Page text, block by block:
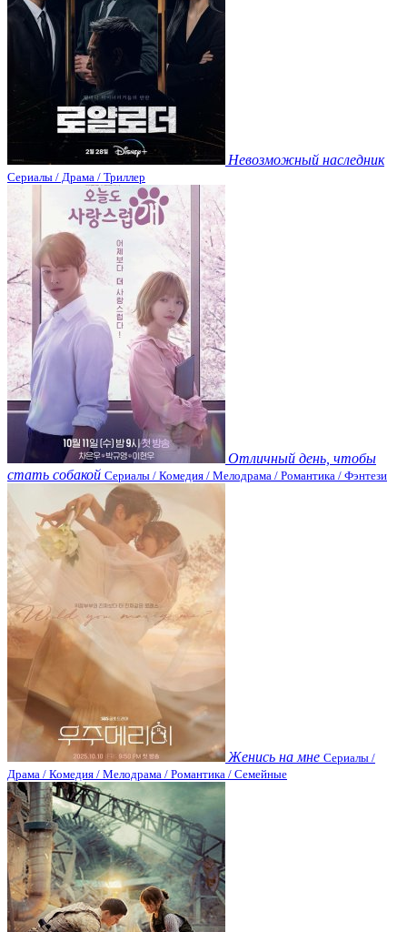
Невозможный наследник
Сериалы / Драма / Триллер
Отличный день, чтобы
стать собакой Сериалы / Комедия / Мелодрама / Романтика / Фэнтези
Женись на мне Сериалы /
Драма / Комедия / Мелодрама / Романтика / Семейные